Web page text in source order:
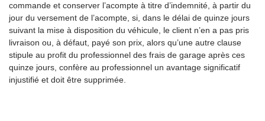
commande et conserver l’acompte à titre d’indemnité, à partir du
jour du versement de l’acompte, si, dans le délai de quinze jours
suivant la mise à disposition du véhicule, le client n’en a pas pris
livraison ou, à défaut, payé son prix, alors qu’une autre clause
stipule au profit du professionnel des frais de garage après ces
quinze jours, confère au professionnel un avantage significatif
injustifié et doit être supprimée.